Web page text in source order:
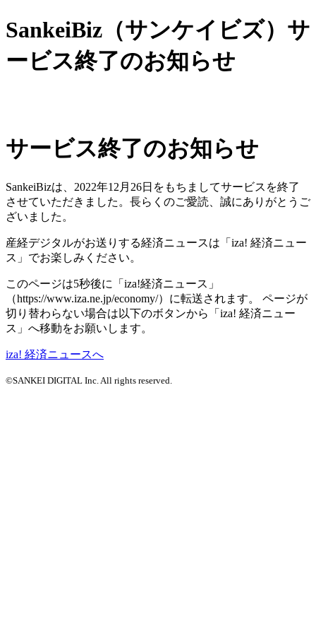
SankeiBiz（サンケイビズ）サ
ービス終了のお知らせ
サービス終了のお知らせ
SankeiBizは、2022年12月26日をもちましてサービスを終了
させていただきました。長らくのご愛読、誠にありがとうご
ざいました。
産経デジタルがお送りする経済ニュースは「iza! 経済ニュー
ス」でお楽しみください。
このページは5秒後に「iza!経済ニュース」
（https://www.iza.ne.jp/economy/）に転送されます。 ページが
切り替わらない場合は以下のボタンから「iza! 経済ニュー
ス」へ移動をお願いします。
iza! 経済ニュースへ
©SANKEI DIGITAL Inc. All rights reserved.